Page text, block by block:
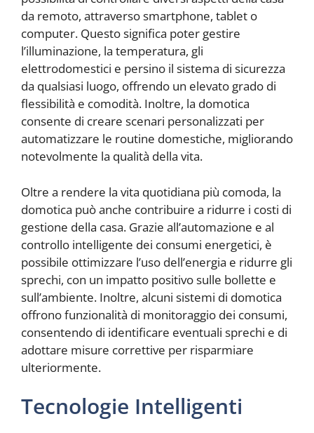
da remoto, attraverso smartphone, tablet o
computer. Questo significa poter gestire
l’illuminazione, la temperatura, gli
elettrodomestici e persino il sistema di sicurezza
da qualsiasi luogo, offrendo un elevato grado di
flessibilità e comodità. Inoltre, la domotica
consente di creare scenari personalizzati per
automatizzare le routine domestiche, migliorando
notevolmente la qualità della vita.
Oltre a rendere la vita quotidiana più comoda, la
domotica può anche contribuire a ridurre i costi di
gestione della casa. Grazie all’automazione e al
controllo intelligente dei consumi energetici, è
possibile ottimizzare l’uso dell’energia e ridurre gli
sprechi, con un impatto positivo sulle bollette e
sull’ambiente. Inoltre, alcuni sistemi di domotica
offrono funzionalità di monitoraggio dei consumi,
consentendo di identificare eventuali sprechi e di
adottare misure correttive per risparmiare
ulteriormente.
Tecnologie Intelligenti